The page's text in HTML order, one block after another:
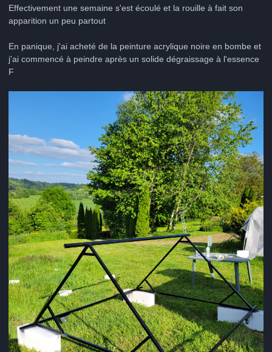
Effectivement une semaine s'est écoulé et la rouille à fait son
apparition un peu partout
En panique, j'ai acheté de la peinture acrylique noire en bombe et
j'ai commencé à peindre après un solide dégraissage à l'essence
F